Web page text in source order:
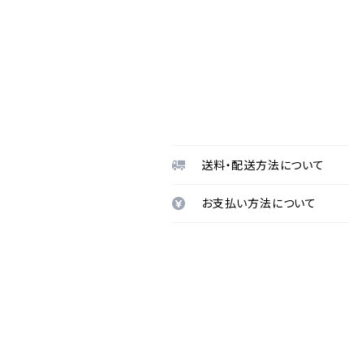
送料・配送方法について
お支払い方法について